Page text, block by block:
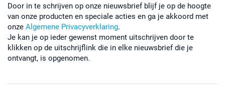
Door in te schrijven op onze nieuwsbrief blijf je op de hoogte
van onze producten en speciale acties en ga je akkoord met
onze Algemene Privacyverklaring.
Je kan je op ieder gewenst moment uitschrijven door te
klikken op de uitschrijflink die in elke nieuwsbrief die je
ontvangt, is opgenomen.